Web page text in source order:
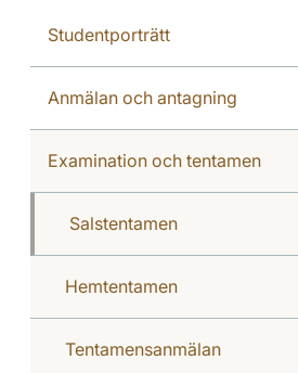
Studentporträtt
Anmälan och antagning
Examination och tentamen
Salstentamen
Hemtentamen
Tentamensanmälan